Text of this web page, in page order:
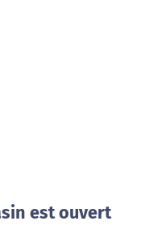
est ouvert